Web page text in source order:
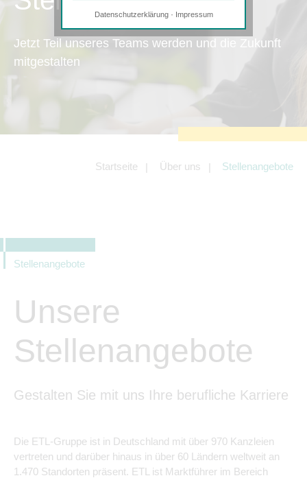
Jetzt Teil unseres Teams werden und die Zukunft
mitgestalten
Startseite Über uns Stellenangebote
Stellenangebote
Unsere
Stellenangebote
Gestalten Sie mit uns Ihre berufliche Karriere
Die ETL-Gruppe ist in Deutschland mit über 970 Kanzleien
vertreten und darüber hinaus in über 60 Ländern weltweit an
1.470 Standorten präsent. ETL ist Marktführer im Bereich
Notwendige Cookies
Diese Cookies sind erforderlich, um die
grundlegende Funktionalität der Website
bedarfsgerechte Gestaltung und
Angebotes einschließlich der
Angeboten von z.B. Facebook und
LinkedIn.
Datenschutzerklärung· Impressum